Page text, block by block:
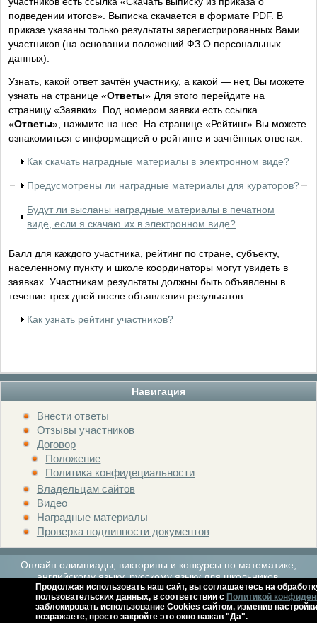
Навигация
Внести ответы
Отзывы участников
Договор
Положение
Политика конфидециальности
Владельцам сайтов
Видео
Наградные материалы
Проверка подлинности документов
подведении итогов». Выписка скачается в формате PDF. В
приказе указаны только результаты зарегистрированных Вами
участников (на основании положений ФЗ О персональных
данных).
Узнать, какой ответ зачтён участнику, а какой — нет, Вы можете
узнать на странице «Ответы» Для этого перейдите на
страницу «Заявки». Под номером заявки есть ссылка
«Ответы», нажмите на нее. На странице «Рейтинг» Вы можете
ознакомиться с информацией о рейтинге и зачтённых ответах.
Как скачать наградные материалы в электронном виде?
Предусмотрены ли наградные материалы для кураторов?
Будут ли высланы наградные материалы в печатном
виде, если я скачаю их в электронном виде?
Балл для каждого участника, рейтинг по стране, субъекту,
населенному пункту и школе координаторы могут увидеть в
заявках. Участникам результаты должны быть объявлены в
течение трех дней после объявления результатов.
Как узнать рейтинг участников?
Онлайн олимпиады, викторины и конкурсы по математике,
английскому языку, русскому языку для школьников.
Расписание мероприятий Архив Контакты Справка
Продолжая использовать наш сайт, вы соглашаетесь на
пользовательских данных, в соответствии с Политикой
заблокировать использование Cookies сайтом, изменив
возражаете, просто закройте это окно нажав "Да".